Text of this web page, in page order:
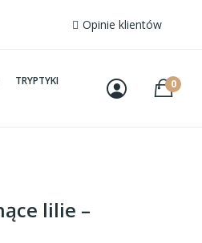
Opinie klientów
TRYPTYKI
0
lilie –